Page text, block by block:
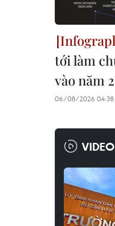
tới làm
vào năm
06/08/2026 04:38
VIDEO